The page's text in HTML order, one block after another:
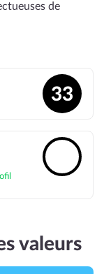
de
33
valeurs